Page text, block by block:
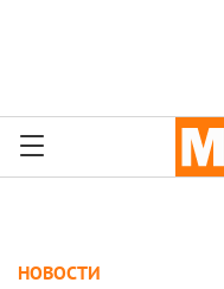
НОВОСТИ